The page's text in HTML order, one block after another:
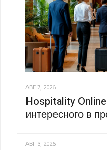
АВГ 7, 2026
Hospitality
интересного в
АВГ 3, 2026